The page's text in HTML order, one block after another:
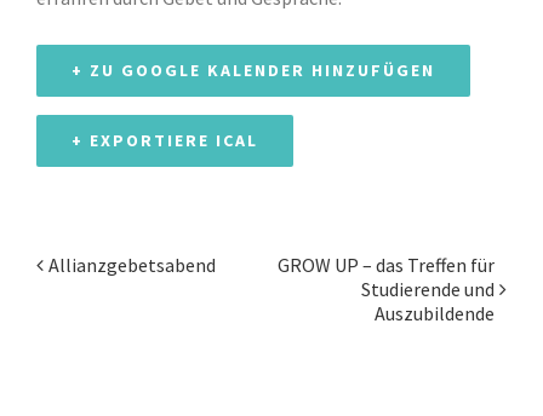
+ ZU GOOGLE KALENDER HINZUFÜGEN
+ EXPORTIERE ICAL
Veranstaltung
Allianzgebetsabend
GROW UP – das Treffen für
Studierende und
Auszubildende